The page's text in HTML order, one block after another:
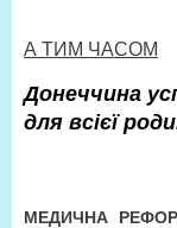
А ТИМ ЧАСОМ
Донеччина
для всієї
МЕДИЧНА